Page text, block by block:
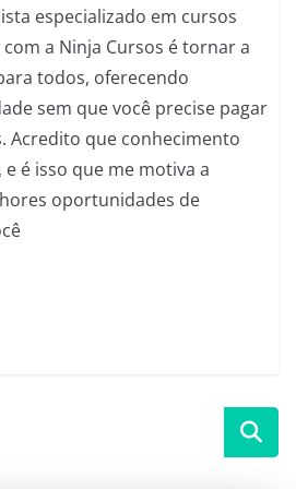
especializado em cursos
a Ninja Cursos é tornar a
todos, oferecendo
sem que você precise pagar
Acredito que conhecimento
é isso que me motiva a
oportunidades de